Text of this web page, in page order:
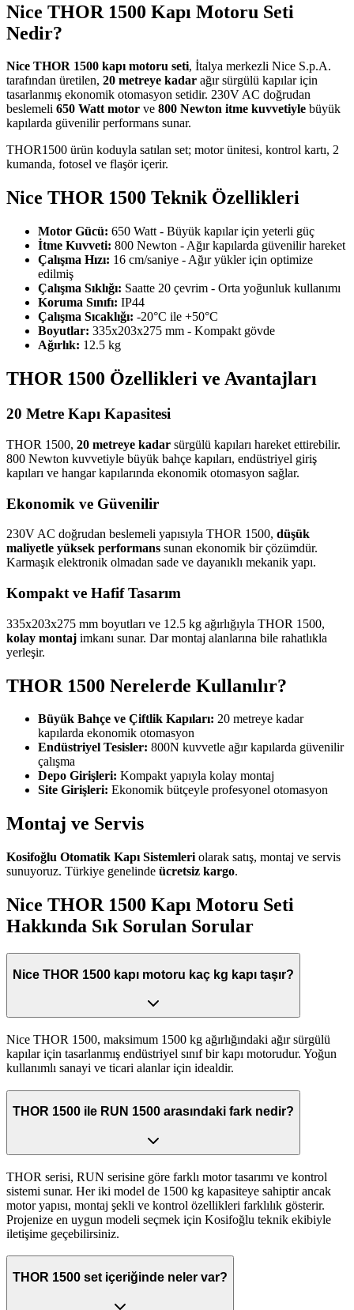
Nice THOR 1500 Kapı Motoru Seti
Nedir?
Nice THOR 1500 kapı motoru seti, İtalya merkezli Nice S.p.A.
tarafından üretilen, 20 metreye kadar ağır sürgülü kapılar için
tasarlanmış ekonomik otomasyon setidir. 230V AC doğrudan
beslemeli 650 Watt motor ve 800 Newton itme kuvvetiyle büyük
kapılarda güvenilir performans sunar.
THOR1500 ürün koduyla satılan set; motor ünitesi, kontrol kartı, 2
kumanda, fotosel ve flaşör içerir.
Nice THOR 1500 Teknik Özellikleri
Motor Gücü: 650 Watt - Büyük kapılar için yeterli güç
İtme Kuvveti: 800 Newton - Ağır kapılarda güvenilir hareket
Çalışma Hızı: 16 cm/saniye - Ağır yükler için optimize
edilmiş
Çalışma Sıklığı: Saatte 20 çevrim - Orta yoğunluk kullanımı
Koruma Sınıfı: IP44
Çalışma Sıcaklığı: -20°C ile +50°C
Boyutlar: 335x203x275 mm - Kompakt gövde
Ağırlık: 12.5 kg
THOR 1500 Özellikleri ve Avantajları
20 Metre Kapı Kapasitesi
THOR 1500, 20 metreye kadar sürgülü kapıları hareket ettirebilir.
800 Newton kuvvetiyle büyük bahçe kapıları, endüstriyel giriş
kapıları ve hangar kapılarında ekonomik otomasyon sağlar.
Ekonomik ve Güvenilir
230V AC doğrudan beslemeli yapısıyla THOR 1500, düşük
maliyetle yüksek performans sunan ekonomik bir çözümdür.
Karmaşık elektronik olmadan sade ve dayanıklı mekanik yapı.
Kompakt ve Hafif Tasarım
335x203x275 mm boyutları ve 12.5 kg ağırlığıyla THOR 1500,
kolay montaj imkanı sunar. Dar montaj alanlarına bile rahatlıkla
yerleşir.
THOR 1500 Nerelerde Kullanılır?
Büyük Bahçe ve Çiftlik Kapıları: 20 metreye kadar
kapılarda ekonomik otomasyon
Endüstriyel Tesisler: 800N kuvvetle ağır kapılarda güvenilir
çalışma
Depo Girişleri: Kompakt yapıyla kolay montaj
Site Girişleri: Ekonomik bütçeyle profesyonel otomasyon
Montaj ve Servis
Kosifoğlu Otomatik Kapı Sistemleri olarak satış, montaj ve servis
sunuyoruz. Türkiye genelinde ücretsiz kargo.
Nice THOR 1500 Kapı Motoru Seti
Hakkında Sık Sorulan Sorular
Nice THOR 1500 kapı motoru kaç kg kapı taşır?
Nice THOR 1500, maksimum 1500 kg ağırlığındaki ağır sürgülü
kapılar için tasarlanmış endüstriyel sınıf bir kapı motorudur. Yoğun
kullanımlı sanayi ve ticari alanlar için idealdir.
THOR 1500 ile RUN 1500 arasındaki fark nedir?
THOR serisi, RUN serisine göre farklı motor tasarımı ve kontrol
sistemi sunar. Her iki model de 1500 kg kapasiteye sahiptir ancak
motor yapısı, montaj şekli ve kontrol özellikleri farklılık gösterir.
Projenize en uygun modeli seçmek için Kosifoğlu teknik ekibiyle
iletişime geçebilirsiniz.
THOR 1500 set içeriğinde neler var?